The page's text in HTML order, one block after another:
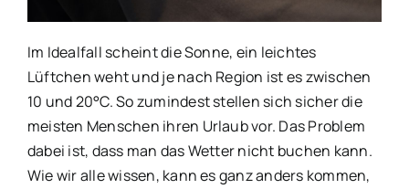
Im Idealfall scheint die Sonne, ein leichtes
Lüftchen weht und je nach Region ist es zwischen
10 und 20°C. So zumindest stellen sich sicher die
meisten Menschen ihren Urlaub vor. Das Problem
dabei ist, dass man das Wetter nicht buchen kann.
Wie wir alle wissen, kann es ganz anders kommen,